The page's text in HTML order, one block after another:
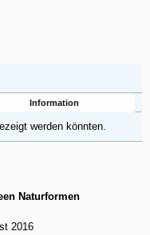
Information
werden könnten.
Naturformen
2016